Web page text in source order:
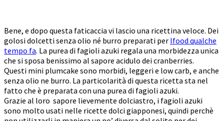
Bene, e dopo questa faticaccia vi lascio una ricettina veloce. Dei
golosi dolcetti senza olio né burro preparati per Ifood qualche
tempo fa. La purea di fagioli azuki regala una morbidezza unica
che si sposa benissimo al sapore acidulo dei cranberries.
Questi mini plumcake sono morbidi, leggeri e low carb, e anche
senza olio ne burro. La particolarità di questa ricetta sta nel
fatto che è preparata con una purea di fagioli azuki.
Grazie al loro sapore lievemente dolciastro, i fagioli azuki
sono molto usati nelle ricette dolci giapponesi, quindi perchè